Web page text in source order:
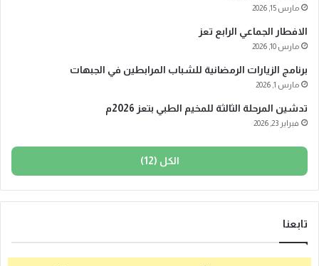
مارس 15, 2026
الافطار الجماعي الرابع تعز
مارس 10, 2026
برنامج الزيارات الرمضانية للشباب المرابطين في الجبهات
مارس 1, 2026
تدشين المرحلة الثالثة للمخيم الطبي بتعز 2026م
فبراير 23, 2026
الكل (12)
تابعنا